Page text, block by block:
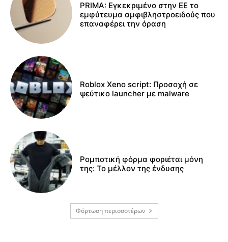
PRIMA: Εγκεκριμένο στην ΕΕ το
εμφύτευμα αμφιβληστροειδούς που
επαναφέρει την όραση
Roblox Xeno script: Προσοχή σε
ψεύτικο launcher με malware
Ρομποτική φόρμα φοριέται μόνη
της: Το μέλλον της ένδυσης
Φόρτωση περισσοτέρων